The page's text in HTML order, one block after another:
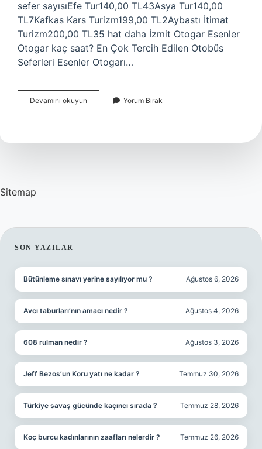
sefer sayısıEfe Tur140,00 TL43Asya Tur140,00
TL7Kafkas Kars Turizm199,00 TL2Aybastı İtimat
Turizm200,00 TL35 hat daha İzmit Otogar Esenler
Otogar kaç saat? En Çok Tercih Edilen Otobüs
Seferleri Esenler Otogarı…
Devamını okuyun
İStanbul
Yorum Bırak
Sitemap
SIDEBAR
SON YAZILAR
Bütünleme sınavı yerine sayılıyor mu ? Ağustos 6, 2026
Avcı taburları’nın amacı nedir ? Ağustos 4, 2026
608 rulman nedir ? Ağustos 3, 2026
Jeff Bezos’un Koru yatı ne kadar ? Temmuz 30, 2026
Türkiye savaş gücünde kaçıncı sırada ? Temmuz 28, 2026
Koç burcu kadınlarının zaafları nelerdir ? Temmuz 26, 2026